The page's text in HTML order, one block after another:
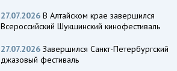
27.07.2026 В Алтайском крае завершился
Всероссийский Шукшинский кинофестиваль
27.07.2026 Завершился Санкт-Петербургский
джазовый фестиваль